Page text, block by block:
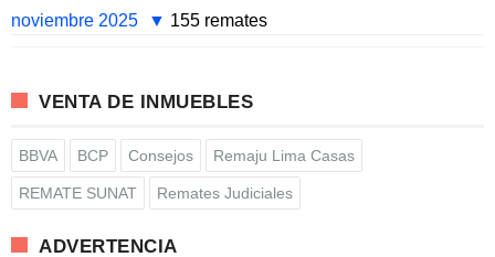
noviembre 2025 155 remates
VENTA DE INMUEBLES
BBVA BCP Consejos Remaju Lima Casas
REMATE SUNAT Remates Judiciales
ADVERTENCIA